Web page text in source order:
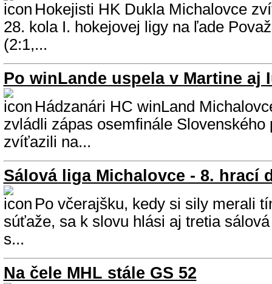
Hokejisti HK Dukla Michalovce
28. kola I. hokejovej ligy na ľade
(2:1,...
Po winLande uspela v Martine aj
Hádzanári HC winLand
zvládli zápas osemfinále Slovenského
zvíťazili na...
Sálová liga Michalovce - 8. hrací
Po včerajšku, kedy si sily merali
súťaže, sa k slovu hlási aj tretia
s...
Na čele MHL stále GS 52